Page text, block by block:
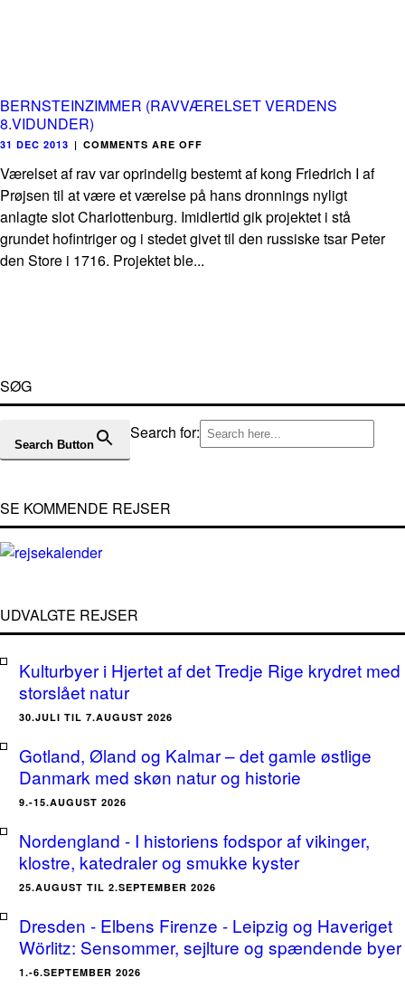
BERNSTEINZIMMER (RAVVÆRELSET VERDENS
8.VIDUNDER)
31 DEC 2013 | COMMENTS ARE OFF
Værelset af rav var oprindelig bestemt af kong Friedrich I af
Prøjsen til at være et værelse på hans dronnings nyligt
anlagte slot Charlottenburg. Imidlertid gik projektet i stå
grundet hofintriger og i stedet givet til den russiske tsar Peter
den Store i 1716. Projektet ble...
SØG
Search for:
Search Button
SE KOMMENDE REJSER
UDVALGTE REJSER
Kulturbyer i Hjertet af det Tredje Rige krydret med
storslået natur
30.JULI TIL 7.AUGUST 2026
Gotland, Øland og Kalmar – det gamle østlige
Danmark med skøn natur og historie
9.-15.AUGUST 2026
Nordengland - I historiens fodspor af vikinger,
klostre, katedraler og smukke kyster
25.AUGUST TIL 2.SEPTEMBER 2026
Dresden - Elbens Firenze - Leipzig og Haveriget
Wörlitz: Sensommer, sejlture og spændende byer
1.-6.SEPTEMBER 2026